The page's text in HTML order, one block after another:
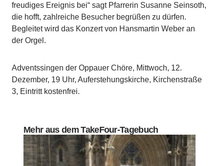
freudiges Ereignis bei“ sagt Pfarrerin Susanne Seinsoth,
die hofft, zahlreiche Besucher begrüßen zu dürfen.
Begleitet wird das Konzert von Hansmartin Weber an
der Orgel.
Adventssingen der Oppauer Chöre, Mittwoch, 12.
Dezember, 19 Uhr, Auferstehungskirche, Kirchenstraße
3, Eintritt kostenfrei.
Mehr aus dem TakeFour-Tagebuch